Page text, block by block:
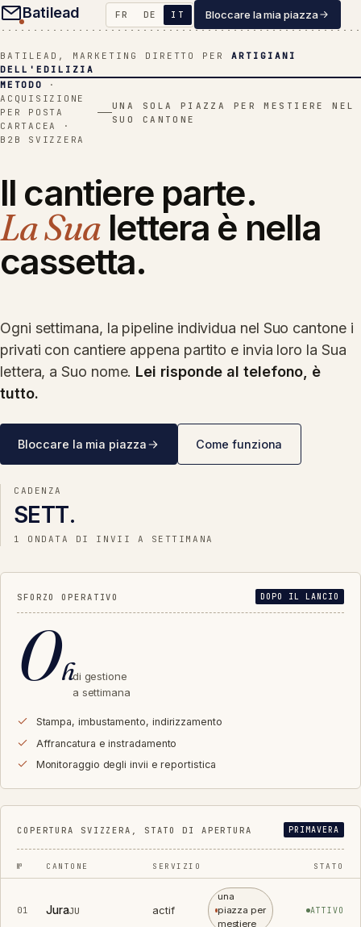
Batilead FR DE IT Bloccare la mia piazza
BATILEAD, MARKETING DIRETTO PERARTIGIANI
DELL'EDILIZIA
METODO
·
ACQUISIZIONE
PER POSTA
CARTACEA ·
B2B SVIZZERA
UNA SOLA PIAZZA PER MESTIERE NEL
SUO CANTONE
Il cantiere parte.
La Sualettera è nella
cassetta.
Ogni settimana, la pipeline individua nel Suo cantone i
privati con cantiere appena partito e invia loro la Sua
lettera, a Suo nome. Lei risponde al telefono, è
tutto.
Bloccare la mia piazza Come funziona
CADENZA
SETT.
1 ONDATA DI INVII A SETTIMANA
SFORZO OPERATIVO DOPO IL LANCIO
0hdi gestione
a settimana
Stampa, imbustamento, indirizzamento
Affrancatura e instradamento
Monitoraggio degli invii e reportistica
COPERTURA SVIZZERA, STATO DI APERTURA PRIMAVERA
№ CANTONE SERVIZIO STATO
01 JuraJU actif
una
piazza per
mestiere
ATTIVO